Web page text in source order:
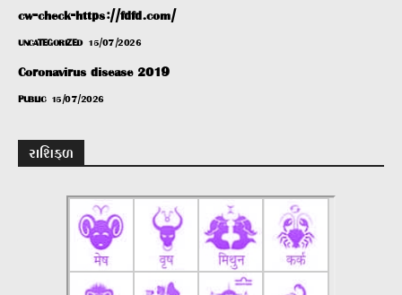
cw-check-https://fdfd.com/
UNCATEGORIZED 15/07/2026
Coronavirus disease 2019
PUBLIC 15/07/2026
રાશિફળ